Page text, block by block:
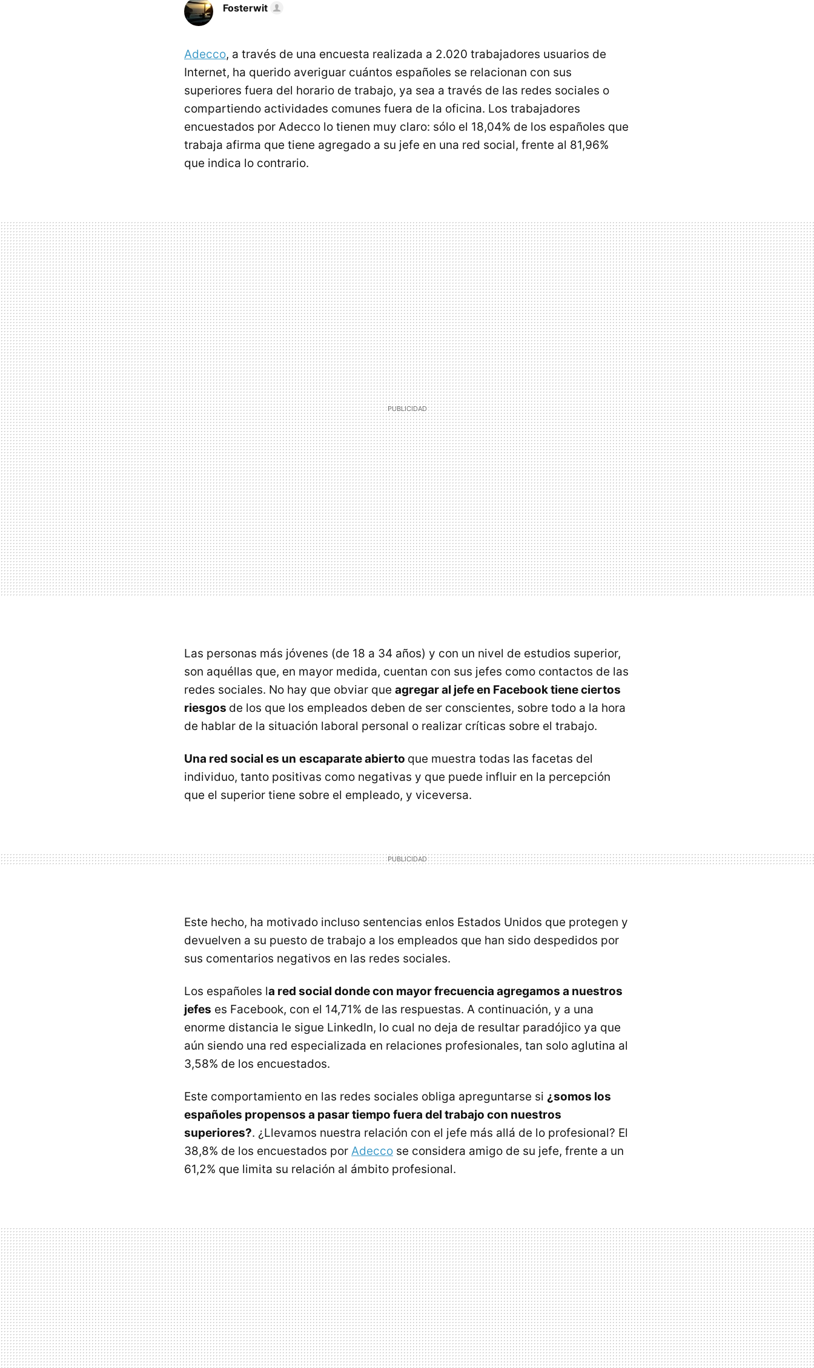
Fosterwit
Adecco, a través de una encuesta realizada a 2.020 trabajadores usuarios de
Internet, ha querido averiguar cuántos españoles se relacionan con sus
superiores fuera del horario de trabajo, ya sea a través de las redes sociales o
compartiendo actividades comunes fuera de la oficina. Los trabajadores
encuestados por Adecco lo tienen muy claro: sólo el 18,04% de los españoles que
trabaja afirma que tiene agregado a su jefe en una red social, frente al 81,96%
que indica lo contrario.
Las personas más jóvenes (de 18 a 34 años) y con un nivel de estudios superior,
son aquéllas que, en mayor medida, cuentan con sus jefes como contactos de las
redes sociales. No hay que obviar que agregar al jefe en Facebook tiene ciertos
riesgos de los que los empleados deben de ser conscientes, sobre todo a la hora
de hablar de la situación laboral personal o realizar críticas sobre el trabajo.
Una red social es un escaparate abierto que muestra todas las facetas del
individuo, tanto positivas como negativas y que puede influir en la percepción
que el superior tiene sobre el empleado, y viceversa.
Este hecho, ha motivado incluso sentencias enlos Estados Unidos que protegen y
devuelven a su puesto de trabajo a los empleados que han sido despedidos por
sus comentarios negativos en las redes sociales.
Los españoles la red social donde con mayor frecuencia agregamos a nuestros
jefes es Facebook, con el 14,71% de las respuestas. A continuación, y a una
enorme distancia le sigue LinkedIn, lo cual no deja de resultar paradójico ya que
aún siendo una red especializada en relaciones profesionales, tan solo aglutina al
3,58% de los encuestados.
Este comportamiento en las redes sociales obliga apreguntarse si ¿somos los
españoles propensos a pasar tiempo fuera del trabajo con nuestros
superiores?. ¿Llevamos nuestra relación con el jefe más allá de lo profesional? El
38,8% de los encuestados por Adecco se considera amigo de su jefe, frente a un
61,2% que limita su relación al ámbito profesional.